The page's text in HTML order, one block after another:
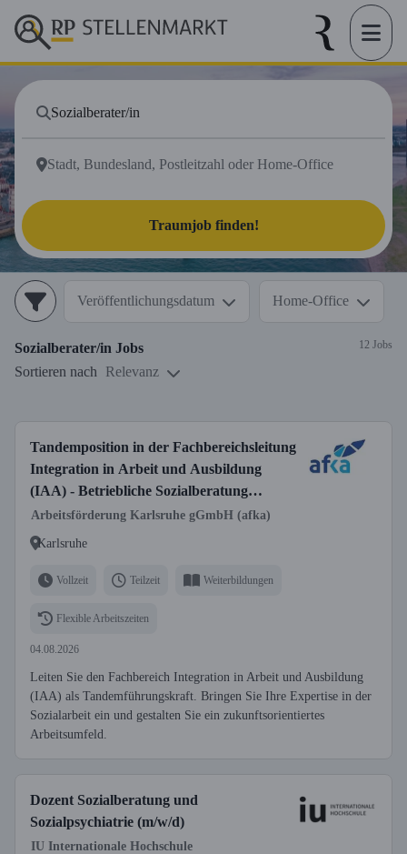
Traumjob finden!
Veröffentlichungsdatum Home-Office
Sozialberater/in Jobs 12 Jobs
Sortieren nach Relevanz
Tandemposition in der Fachbereichsleitung
Integration in Arbeit und Ausbildung
(IAA) - Betriebliche Sozialberatung
(m/w/d) Vollzeit/Teilzeit
Arbeitsförderung Karlsruhe gGmbH (afka)
Karlsruhe
Vollzeit Teilzeit Weiterbildungen
Flexible Arbeitszeiten
04.08.2026
Leiten Sie den Fachbereich Integration in Arbeit und Ausbildung
(IAA) als Tandemführungskraft. Bringen Sie Ihre Expertise in der
Sozialarbeit ein und gestalten Sie ein zukunftsorientiertes
Arbeitsumfeld.
Dozent Sozialberatung und
Sozialpsychiatrie (m/w/d)
IU Internationale Hochschule